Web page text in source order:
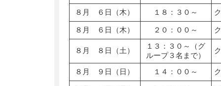
８月 ６日（木） １８：３０～
８月 ６日（木） ２０：００～
８月 ８日（土）
１３：３０～（グ
ループ３名まで）
８月 ９日（日） １４：００～